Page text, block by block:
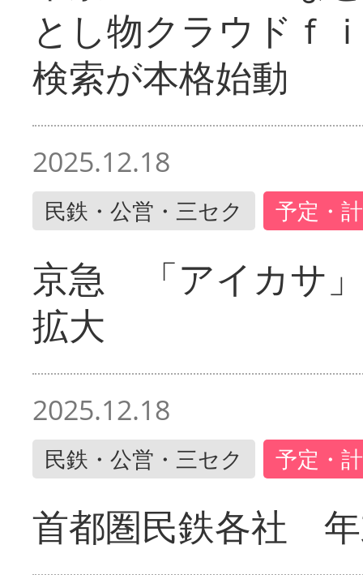
とし物クラウドｆ
検索が本格始動
2025.12.18
民鉄・公営・三セク 予定・
京急 「アイカサ
拡大
2025.12.18
民鉄・公営・三セク 予定・
首都圏民鉄各社